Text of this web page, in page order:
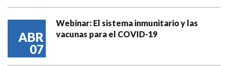
ABR
07
Webinar: El sistema inmunitario y las
vacunas para el COVID-19